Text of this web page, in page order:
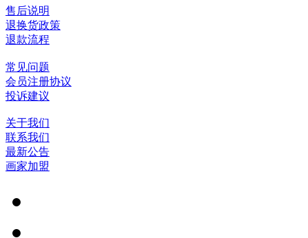
售后说明
退换货政策
退款流程
常见问题
会员注册协议
投诉建议
关于我们
联系我们
最新公告
画家加盟